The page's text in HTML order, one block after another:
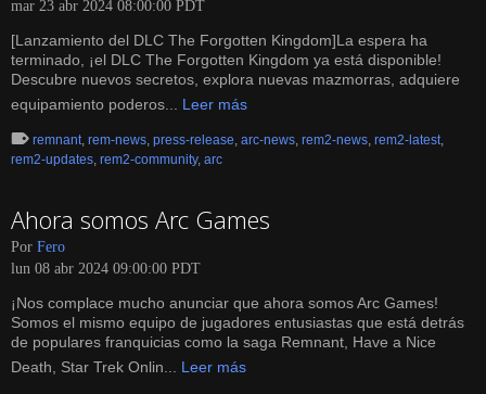
mar 23 abr 2024 08:00:00 PDT
[Lanzamiento del DLC The Forgotten Kingdom]La espera ha
terminado, ¡el DLC The Forgotten Kingdom ya está disponible!
Descubre nuevos secretos, explora nuevas mazmorras, adquiere
equipamiento poderos... Leer más
remnant, rem-news, press-release, arc-news, rem2-news, rem2-latest,
rem2-updates, rem2-community, arc
Ahora somos Arc Games
Por Fero
lun 08 abr 2024 09:00:00 PDT
¡Nos complace mucho anunciar que ahora somos Arc Games!
Somos el mismo equipo de jugadores entusiastas que está detrás
de populares franquicias como la saga Remnant, Have a Nice
Death, Star Trek Onlin... Leer más